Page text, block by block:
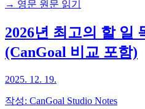
→ 영문 원문 읽기
2026년 최고의 할 일
(CanGoal 비교 포함)
2025. 12. 19.
작성: CanGoal Studio Notes